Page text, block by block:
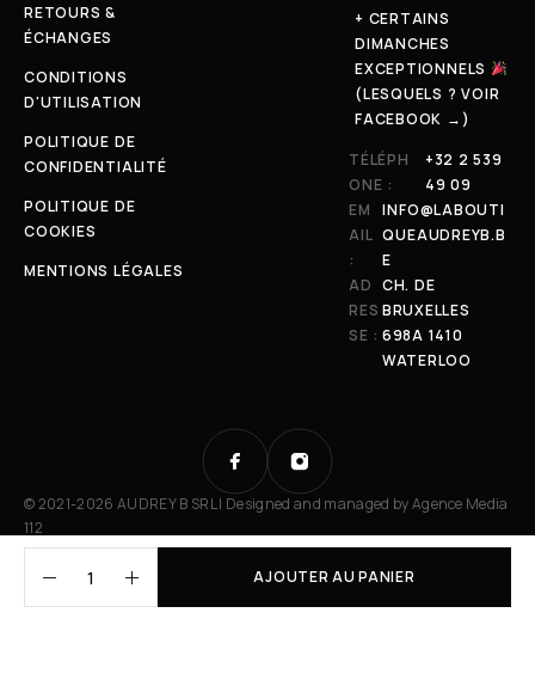
AJOUTER AU PANIER
RETOURS &
ÉCHANGES
CONDITIONS
D'UTILISATION
POLITIQUE DE
CONFIDENTIALITÉ
POLITIQUE DE
COOKIES
MENTIONS LÉGALES
+ CERTAINS
DIMANCHES
EXCEPTIONNELS
(LESQUELS ? VOIR
FACEBOOK →)
TÉLÉPH
ONE :
+32 2 539
49 09
EM
AIL
:
INFO@LABOUTI
QUEAUDREYB.B
E
AD
RES
SE :
CH. DE
BRUXELLES
698A 1410
WATERLOO
© 2021-2026 AUDREY B SRL | Designed and managed byAgence Media
112